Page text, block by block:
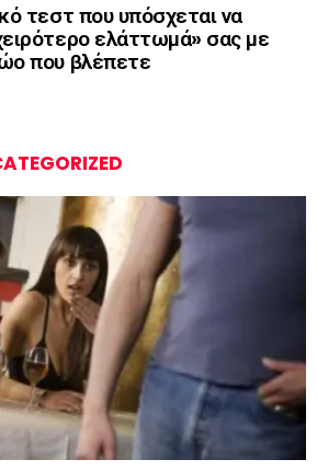
τεστ που υπόσχεται να
ελάττωμά» σας με
που βλέπετε